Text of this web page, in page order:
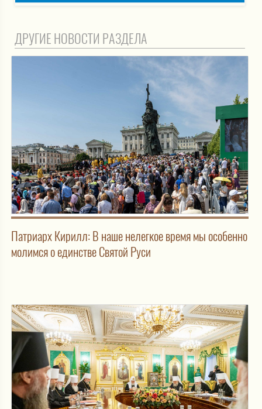
ДРУГИЕ НОВОСТИ РАЗДЕЛА
Патриарх Кирилл: В наше нелегкое время мы особенно
молимся о единстве Святой Руси